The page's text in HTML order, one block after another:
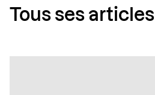
Tous ses articles